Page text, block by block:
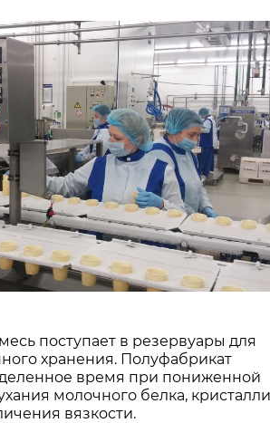
поступает в резервуары для
хранения. Полуфабрикат
время при пониженной
молочного белка,
вязкости.